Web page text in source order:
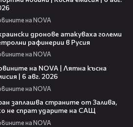
на NOVA
дронове атакуваха големи
рафинерии в Русия
на NOVA
на NOVA | Лятна късна
| 6 авг. 2026
на NOVA
заплашва страните от Залива,
не спрат ударите на САЩ
на NOVA